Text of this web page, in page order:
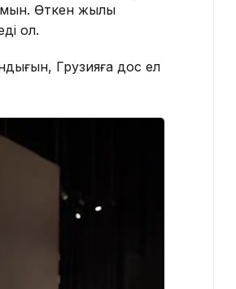
Өткен жылы
ол.
Грузияға дос ел